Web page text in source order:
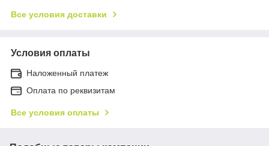
Все условия доставки
Условия оплаты
Наложенный платеж
Оплата по реквизитам
Все условия оплаты